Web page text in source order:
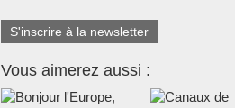
S'inscrire à la newsletter
Vous aimerez aussi :